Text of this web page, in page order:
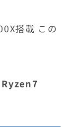
搭載 この